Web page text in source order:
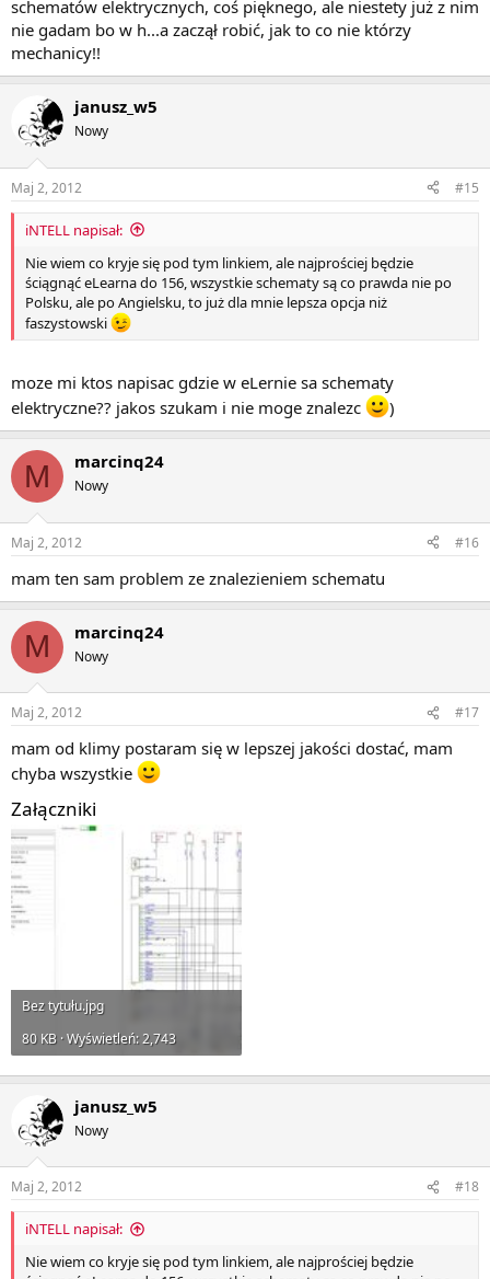
schematów elektrycznych, coś pięknego, ale niestety już z nim
nie gadam bo w h...a zaczął robić, jak to co nie którzy
mechanicy!!
janusz_w5
Nowy
Maj 2, 2012 #15
iNTELL napisał:
Nie wiem co kryje się pod tym linkiem, ale najprościej będzie
ściągnąć eLearna do 156, wszystkie schematy są co prawda nie po
Polsku, ale po Angielsku, to już dla mnie lepsza opcja niż
faszystowski
moze mi ktos napisac gdzie w eLernie sa schematy
elektryczne?? jakos szukam i nie moge znalezc
)
M marcinq24
Nowy
Maj 2, 2012 #16
mam ten sam problem ze znalezieniem schematu
M marcinq24
Nowy
Maj 2, 2012 #17
mam od klimy postaram się w lepszej jakości dostać, mam
chyba wszystkie
Załączniki
Bez tytułu.jpg
80 KB · Wyświetleń: 2,743
janusz_w5
Nowy
Maj 2, 2012 #18
iNTELL napisał:
Nie wiem co kryje się pod tym linkiem, ale najprościej będzie